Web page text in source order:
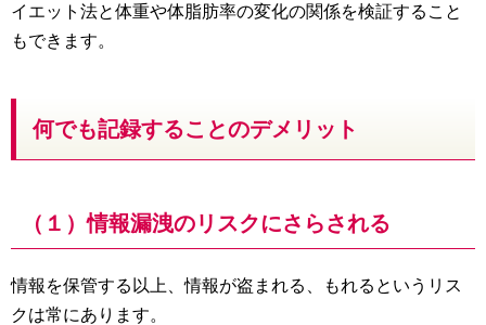
イエット法と体重や体脂肪率の変化の関係を検証すること
もできます。
何でも記録することのデメリット
（１）情報漏洩のリスクにさらされる
情報を保管する以上、情報が盗まれる、もれるというリス
クは常にあります。